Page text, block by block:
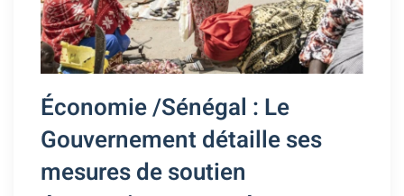
Économie /Sénégal : Le
Gouvernement détaille ses
mesures de soutien